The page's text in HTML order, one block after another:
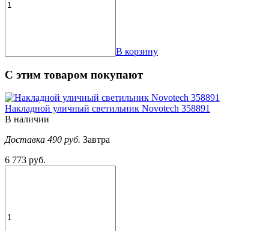
В корзину
С этим товаром покупают
Накладной уличный светильник Novotech 358891
В наличии
Доставка 490 руб. Завтра
6 773 руб.